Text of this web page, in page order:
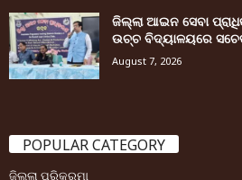
ଜିଲ୍ଲା ଆଇନ ସେବା
ଉଚ୍ଚ ବିଦ୍ୟାଳୟରେ
August 7, 2026
POPULAR CATEGORY
ଜିଲ୍ଲା ପରିକ୍ରମା